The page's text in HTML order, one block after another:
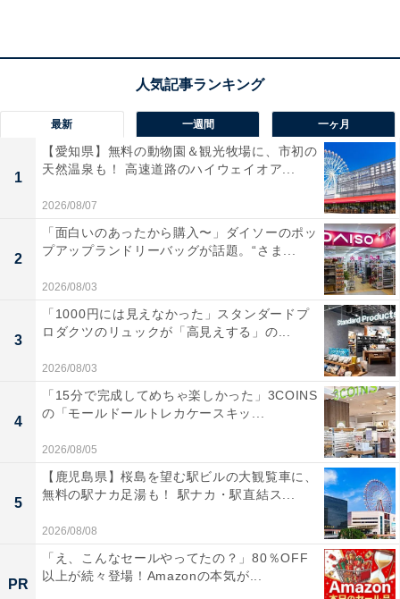
最新 一週間 一ヶ月
1
【愛知県】無料の動物園＆観光牧場に、市初の
天然温泉も！ 高速道路のハイウェイオア...
2026/08/07
2
「面白いのあったから購入〜」ダイソーのポッ
プアップランドリーバッグが話題。“さま...
2026/08/03
3
「1000円には見えなかった」スタンダードプ
ロダクツのリュックが「高見えする」の...
2026/08/03
4
「15分で完成してめちゃ楽しかった」3COINS
の「モールドールトレカケースキッ...
2026/08/05
5
【鹿児島県】桜島を望む駅ビルの大観覧車に、
無料の駅ナカ足湯も！ 駅ナカ・駅直結ス...
2026/08/08
PR
「え、こんなセールやってたの？」80％OFF
以上が続々登場！Amazonの本気が...